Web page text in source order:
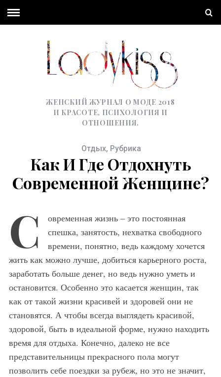
ЖЕНСКИЙ ЖУРНАЛ О МОДЕ 2018
И КРАСОТЕ, ПСИХОЛОГИЯ И
ОТНОШЕНИЯ.
Отдых, Рубрика
Как И Где Отдохнуть
Современной Женщине?
С
овременная жизнь – это постоянная
спешка, занятость, нехватка свободного
времени, понятно, ведь каждому хочется
жить как можно лучше, добиться карьерного роста,
заработать больше денег, но ведь нужно уметь и
остановится. Особенно это касается женщин, так
как от такой жизни красивей и здоровей они не
становятся. А чтобы всегда выглядеть красивой,
здоровой, быть в идеальной форме, нужно находить
время для отдыха. Конечно, далеко не все
представительницы прекрасного пола могут
позволить себе поездки за рубеж, но это не значит,